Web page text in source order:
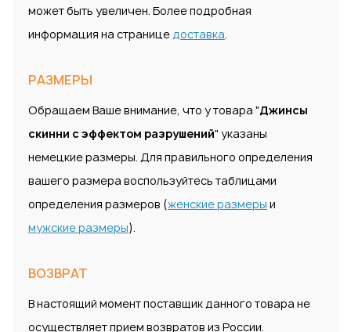
может быть увеличен. Более подробная
информация на страницедоставка.
РАЗМЕРЫ
Обращаем Ваше внимание, что у товара "Джинсы
скинни с эффектом разрушений" указаны
немецкие размеры. Для правильного определения
вашего размера воспользуйтесь таблицами
определения размеров (женские размеры и
мужские размеры).
ВОЗВРАТ
В настоящий момент поставщик данного товара не
осуществляет прием возвратов из России.